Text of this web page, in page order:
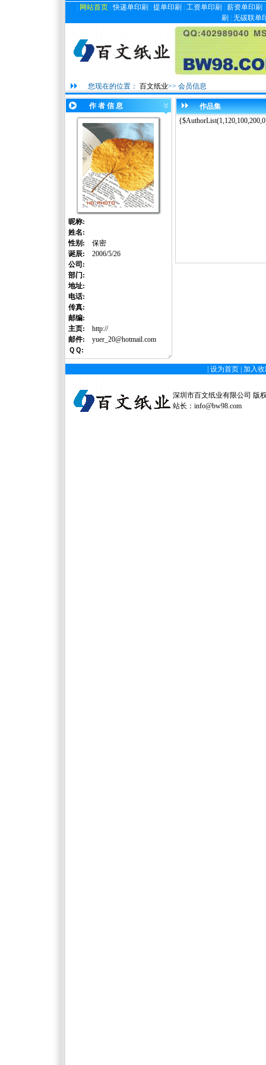
网站首页 |快递单印刷 提单印刷 工资单印刷 薪资单印刷
刷
无碳联单
您现在的位置： 百文纸业>> 会员信息
作 者 信 息
昵称:
姓名:
性别:
保密
诞辰:
2006/5/26
公司:
部门:
地址:
电话:
传真:
邮编:
主页:
http://
邮件:
yuer_20@hotmail.com
ＱＱ:
作品集
设为首页 加入
深圳市百文纸业有限公司 版
站长： info@bw98.com